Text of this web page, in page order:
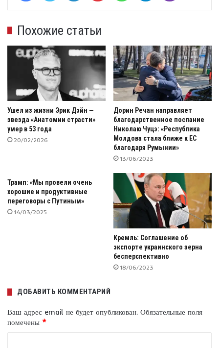
Похожие статьи
Ушел из жизни Эрик Дэйн —
звезда «Анатомии страсти»
умер в 53 года
20/02/2026
Дорин Речан направляет
благодарственное послание
Николаю Чуцэ: «Республика
Молдова стала ближе к ЕС
благодаря Румынии»
13/06/2023
Трамп: «Мы провели очень
хорошие и продуктивные
переговоры с Путиным»
14/03/2025
Кремль: Соглашение об
экспорте украинского зерна
бесперспективно
18/06/2023
ДОБАВИТЬ КОММЕНТАРИЙ
Ваш адрес email не будет опубликован. Обязательные поля
помечены *